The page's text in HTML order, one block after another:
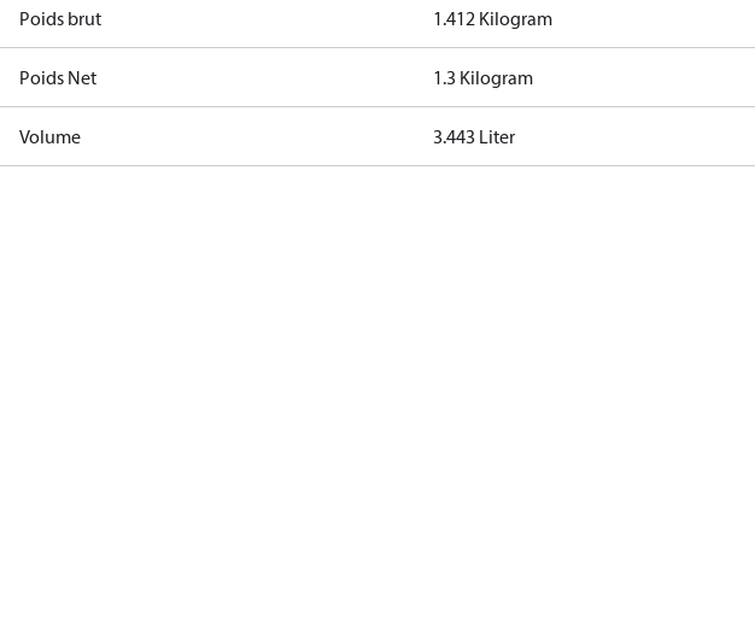
Poids brut 1.412 Kilogram
Poids Net 1.3 Kilogram
Volume 3.443 Liter